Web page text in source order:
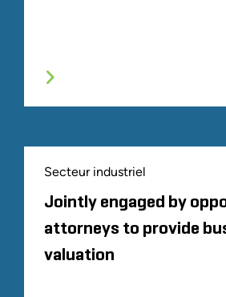
Secteur industriel
Jointly engaged by
attorneys to provide
valuation